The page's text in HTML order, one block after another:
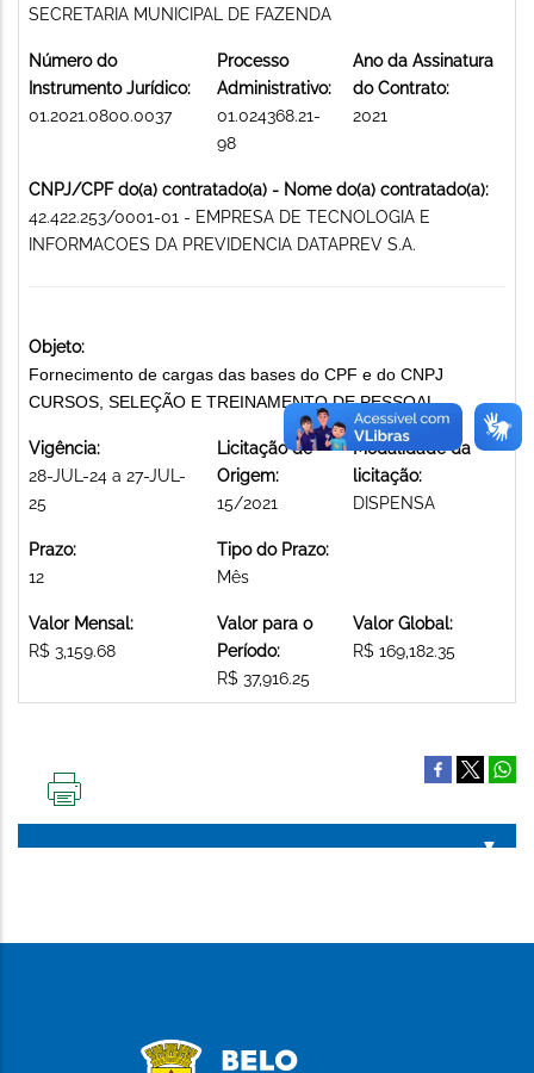
SECRETARIA MUNICIPAL DE FAZENDA
Número do
Instrumento Jurídico:
01.2021.0800.0037
Processo
Administrativo:
01.024368.21-
98
Ano da Assinatura
do Contrato:
2021
CNPJ/CPF do(a) contratado(a) - Nome do(a) contratado(a):
42.422.253/0001-01 - EMPRESA DE TECNOLOGIA E
INFORMACOES DA PREVIDENCIA DATAPREV S.A.
Objeto:
Fornecimento de cargas das bases do CPF e do CNPJ
CURSOS, SELEÇÃO E TREINAMENTO DE PESSOAL
Vigência:
28-JUL-24 a 27-JUL-
25
Licitação de
Origem:
15/2021
Modalidade da
licitação:
DISPENSA
Prazo:
12
Tipo do Prazo:
Mês
Valor Mensal:
R$ 3,159.68
Valor para o
Período:
R$ 37,916.25
Valor Global:
R$ 169,182.35
PÁGINA